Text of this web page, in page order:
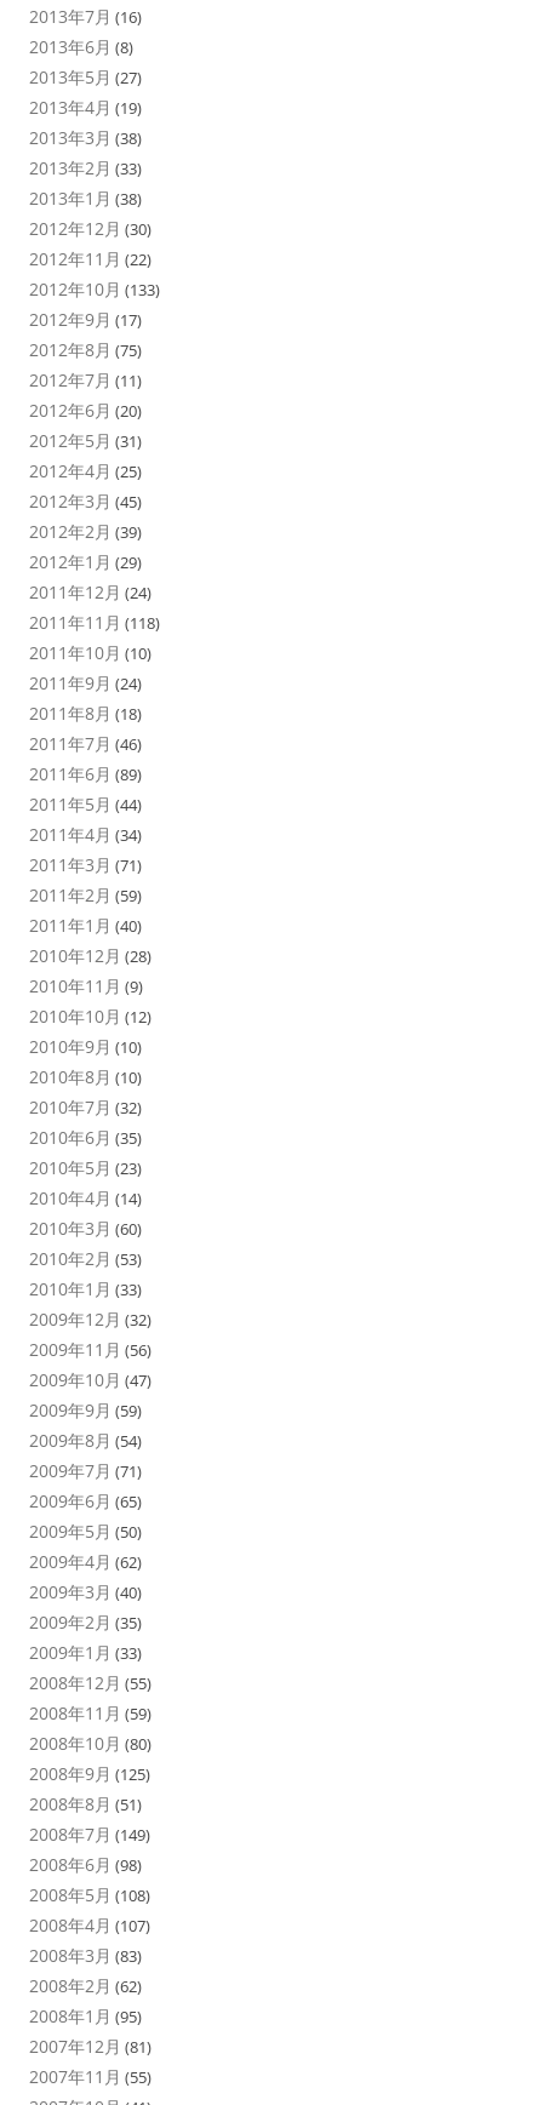
2013年7月 (16)
2013年6月 (8)
2013年5月 (27)
2013年4月 (19)
2013年3月 (38)
2013年2月 (33)
2013年1月 (38)
2012年12月 (30)
2012年11月 (22)
2012年10月 (133)
2012年9月 (17)
2012年8月 (75)
2012年7月 (11)
2012年6月 (20)
2012年5月 (31)
2012年4月 (25)
2012年3月 (45)
2012年2月 (39)
2012年1月 (29)
2011年12月 (24)
2011年11月 (118)
2011年10月 (10)
2011年9月 (24)
2011年8月 (18)
2011年7月 (46)
2011年6月 (89)
2011年5月 (44)
2011年4月 (34)
2011年3月 (71)
2011年2月 (59)
2011年1月 (40)
2010年12月 (28)
2010年11月 (9)
2010年10月 (12)
2010年9月 (10)
2010年8月 (10)
2010年7月 (32)
2010年6月 (35)
2010年5月 (23)
2010年4月 (14)
2010年3月 (60)
2010年2月 (53)
2010年1月 (33)
2009年12月 (32)
2009年11月 (56)
2009年10月 (47)
2009年9月 (59)
2009年8月 (54)
2009年7月 (71)
2009年6月 (65)
2009年5月 (50)
2009年4月 (62)
2009年3月 (40)
2009年2月 (35)
2009年1月 (33)
2008年12月 (55)
2008年11月 (59)
2008年10月 (80)
2008年9月 (125)
2008年8月 (51)
2008年7月 (149)
2008年6月 (98)
2008年5月 (108)
2008年4月 (107)
2008年3月 (83)
2008年2月 (62)
2008年1月 (95)
2007年12月 (81)
2007年11月 (55)